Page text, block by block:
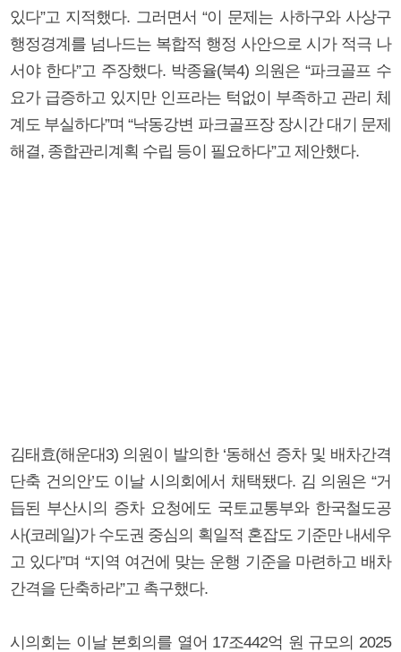
있다”고 지적했다. 그러면서 “이 문제는 사하구와 사상구
행정경계를 넘나드는 복합적 행정 사안으로 시가 적극 나
서야 한다”고 주장했다. 박종율(북4) 의원은 “파크골프 수
요가 급증하고 있지만 인프라는 턱없이 부족하고 관리 체
계도 부실하다”며 “낙동강변 파크골프장 장시간 대기 문제
해결, 종합관리계획 수립 등이 필요하다”고 제안했다.
김태효(해운대3) 의원이 발의한 ‘동해선 증차 및 배차간격
단축 건의안’도 이날 시의회에서 채택됐다. 김 의원은 “거
듭된 부산시의 증차 요청에도 국토교통부와 한국철도공
사(코레일)가 수도권 중심의 획일적 혼잡도 기준만 내세우
고 있다”며 “지역 여건에 맞는 운행 기준을 마련하고 배차
간격을 단축하라”고 촉구했다.
시의회는 이날 본회의를 열어 17조442억 원 규모의 2025